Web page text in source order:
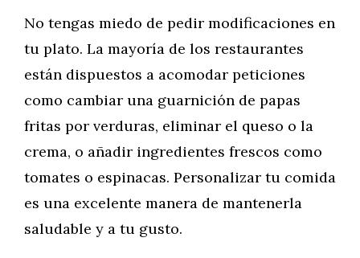
No tengas miedo de pedir modificaciones en
tu plato. La mayoría de los restaurantes
están dispuestos a acomodar peticiones
como cambiar una guarnición de papas
fritas por verduras, eliminar el queso o la
crema, o añadir ingredientes frescos como
tomates o espinacas. Personalizar tu comida
es una excelente manera de mantenerla
saludable y a tu gusto.